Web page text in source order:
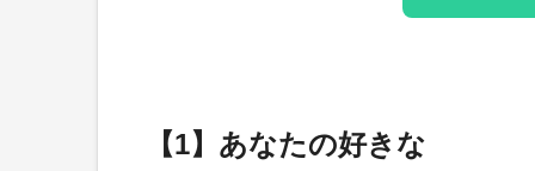
【1】あなたの好きな